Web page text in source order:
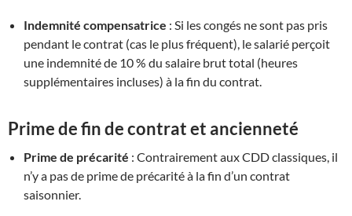
Indemnité compensatrice : Si les congés ne sont pas pris
pendant le contrat (cas le plus fréquent), le salarié perçoit
une indemnité de 10 % du salaire brut total (heures
supplémentaires incluses) à la fin du contrat.
Prime de fin de contrat et ancienneté
Prime de précarité : Contrairement aux CDD classiques, il
n’y a pas de prime de précarité à la fin d’un contrat
saisonnier.